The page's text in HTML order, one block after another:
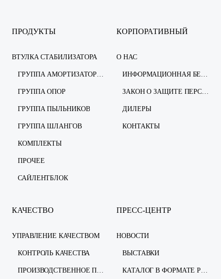
ПРОДУКТЫ
ВТУЛКА СТАБИЛИЗАТОРА
ГРУППА АМОРТИЗАТОРОВ
ГРУППА ОПОР
ГРУППА ПЫЛЬНИКОВ
ГРУППА ШЛАНГОВ
КОМПЛЕКТЫ
ПРОЧЕЕ
САЙЛЕНТБЛОК
КОРПОРАТИВНЫЙ
О НАС
ИНФОРМАЦИОННАЯ БЕЗОПАСНОСТЬ
ЗАКОН О ЗАЩИТЕ ПЕРСОНАЛЬНЫХ ДАННЫХ
ДИЛЕРЫ
КОНТАКТЫ
КАЧЕСТВО
УПРАВЛЕНИЕ КАЧЕСТВОМ
КОНТРОЛЬ КАЧЕСТВА
ПРОИЗВОДСТВЕННОЕ ПРЕДПРИЯТИЕ
ПРЕСС-ЦЕНТР
НОВОСТИ
ВЫСТАВКИ
КАТАЛОГ В ФОРМАТЕ PDF